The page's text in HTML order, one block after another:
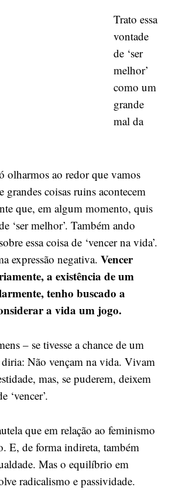
Trato essa
vontade
de ‘ser
melhor’
como um
grande
mal da
olharmos ao redor que vamos
grandes coisas ruins acontecem
que, em algum momento, quis
‘ser melhor’. Também ando
essa coisa de ‘vencer na vida’.
expressão negativa. Vencer
a existência de um
tenho buscado a
a vida um jogo.
– se tivesse a chance de um
Não vençam na vida. Vivam
mas, se puderem, deixem
‘vencer’.
que em relação ao feminismo
E, de forma indireta, também
Mas o equilíbrio em
radicalismo e passividade.